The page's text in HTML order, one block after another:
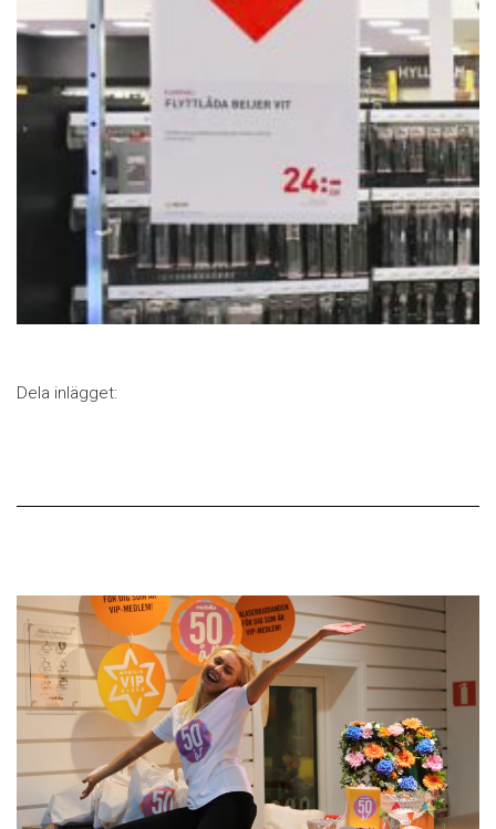
Dela inlägget: